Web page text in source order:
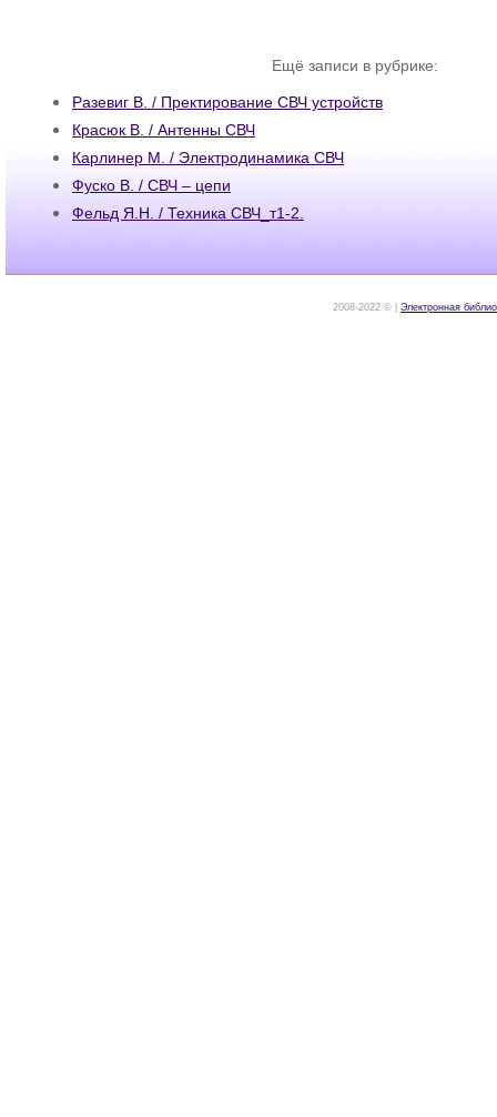
Ещё записи в рубрике:
Разевиг В. / Пректирование СВЧ устройств
Красюк В. / Антенны СВЧ
Карлинер М. / Электродинамика СВЧ
Фуско В. / СВЧ – цепи
Фельд Я.Н. / Техника СВЧ_т1-2.
2008-2022 © | Электронная